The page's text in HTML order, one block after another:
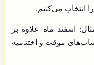
انتخاب می‌کنیم.
اسفند ماه علاوه بر
موقت و اختتامیه